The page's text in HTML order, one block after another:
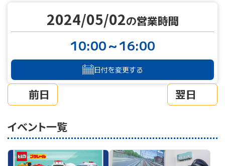
前日
2024/05/02の営業時間
10:00～16:00
日付を変更する
翌日
イベント一覧